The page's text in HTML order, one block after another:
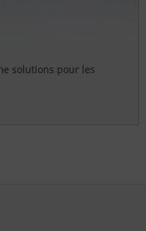
solutions pour les